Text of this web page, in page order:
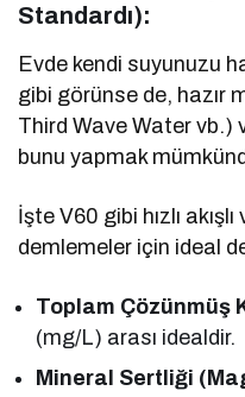
Standardı):
Evde kendi suyunuzu
gibi görünse de, hazır
Third Wave Water vb.)
bunu yapmak
İşte V60 gibi hızlı akışlı
demlemeler için ideal
Toplam Çözünmüş
(mg/L) arası idealdir.
Mineral Sertliği